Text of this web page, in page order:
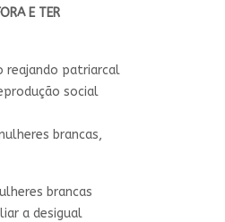
E TER
reajando patriarcal
social
brancas,
brancas
a desigual